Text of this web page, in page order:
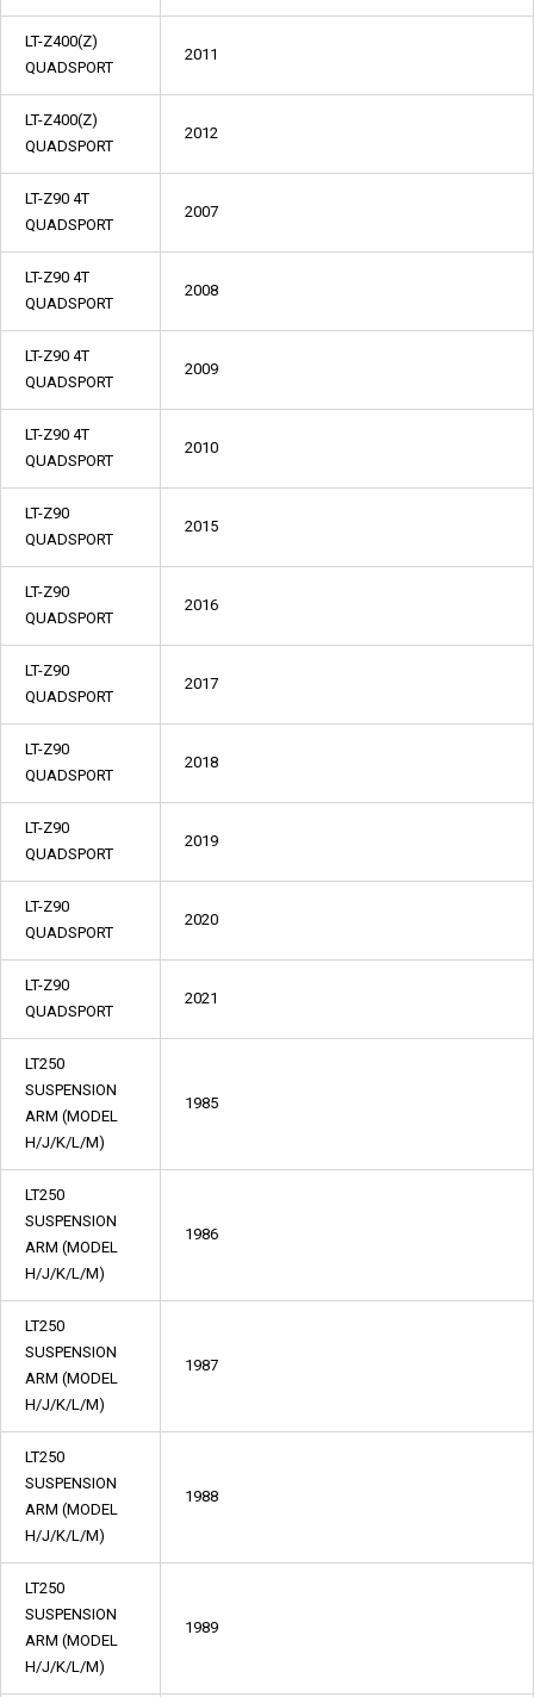
LT-Z400(Z)
QUADSPORT
2011
LT-Z400(Z)
QUADSPORT
2012
LT-Z90 4T
QUADSPORT
2007
LT-Z90 4T
QUADSPORT
2008
LT-Z90 4T
QUADSPORT
2009
LT-Z90 4T
QUADSPORT
2010
LT-Z90
QUADSPORT
2015
LT-Z90
QUADSPORT
2016
LT-Z90
QUADSPORT
2017
LT-Z90
QUADSPORT
2018
LT-Z90
QUADSPORT
2019
LT-Z90
QUADSPORT
2020
LT-Z90
QUADSPORT
2021
LT250
SUSPENSION
ARM (MODEL
H/J/K/L/M)
1985
LT250
SUSPENSION
ARM (MODEL
H/J/K/L/M)
1986
LT250
SUSPENSION
ARM (MODEL
H/J/K/L/M)
1987
LT250
SUSPENSION
ARM (MODEL
H/J/K/L/M)
1988
LT250
SUSPENSION
ARM (MODEL
H/J/K/L/M)
1989